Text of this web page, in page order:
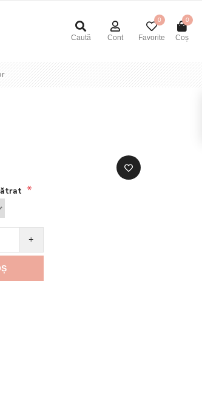
Caută Cont Favorite
0
Coș
0
*
+